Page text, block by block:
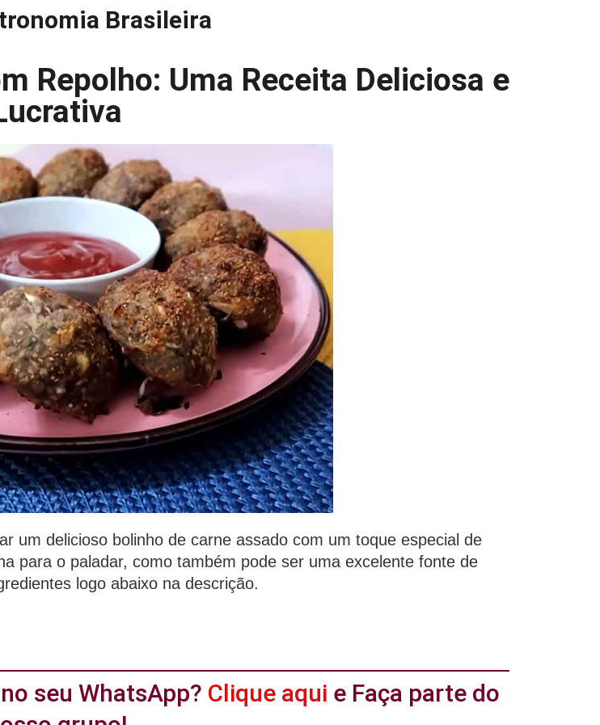
Brasileira
Repolho: Uma Receita Deliciosa e
um delicioso bolinho de carne assado com um toque especial de
para o paladar, como também pode ser uma excelente fonte de
logo abaixo na descrição.
seu WhatsApp? Clique aqui e Faça parte do